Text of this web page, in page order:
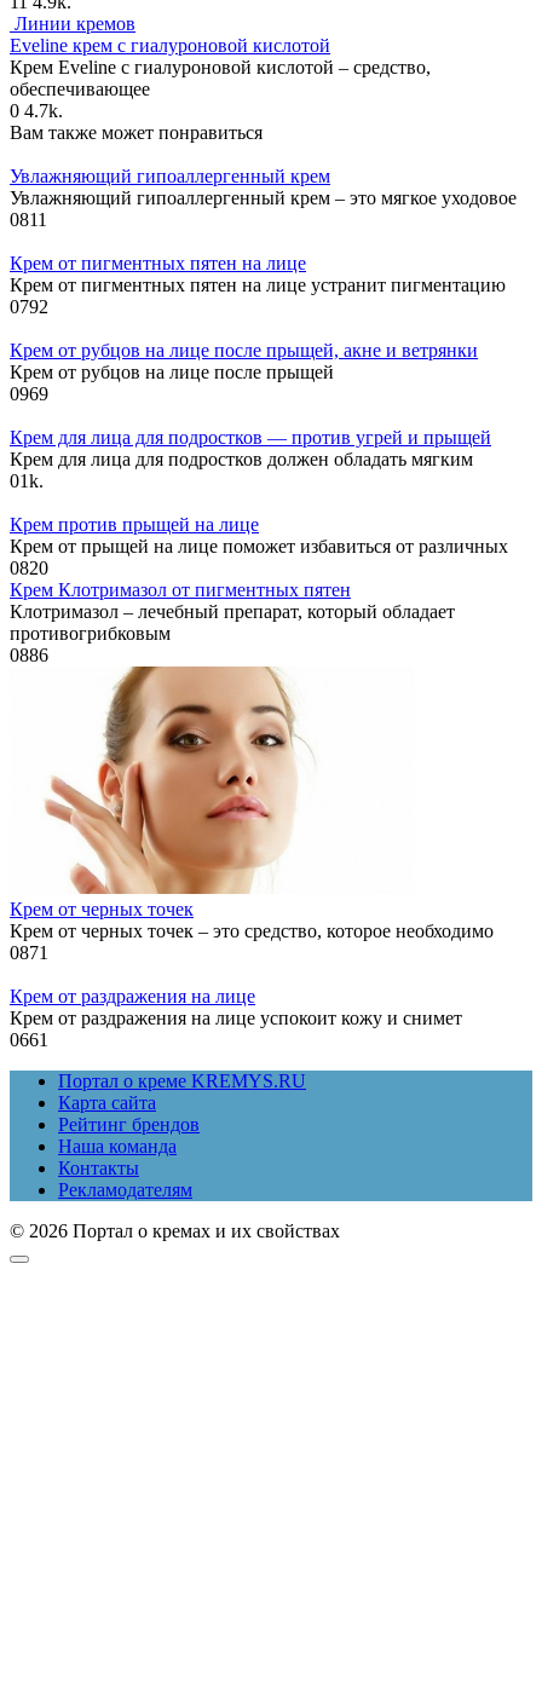
Линии кремов
Eveline крем с гиалуроновой кислотой
Крем Eveline с гиалуроновой кислотой – средство,
обеспечивающее
0 4.7k.
Вам также может понравиться
Увлажняющий гипоаллергенный крем
Увлажняющий гипоаллергенный крем – это мягкое уходовое
0811
Крем от пигментных пятен на лице
Крем от пигментных пятен на лице устранит пигментацию
0792
Крем от рубцов на лице после прыщей, акне и ветрянки
Крем от рубцов на лице после прыщей
0969
Крем для лица для подростков — против угрей и прыщей
Крем для лица для подростков должен обладать мягким
01k.
Крем против прыщей на лице
Крем от прыщей на лице поможет избавиться от различных
0820
Крем Клотримазол от пигментных пятен
Клотримазол – лечебный препарат, который обладает
противогрибковым
0886
Крем от черных точек
Крем от черных точек – это средство, которое необходимо
0871
Крем от раздражения на лице
Крем от раздражения на лице успокоит кожу и снимет
0661
Портал о креме KREMYS.RU
Карта сайта
Рейтинг брендов
Наша команда
Контакты
Рекламодателям
© 2026 Портал о кремах и их свойствах